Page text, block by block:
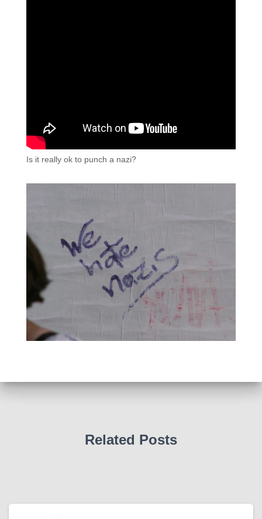
Is it really ok to punch a nazi?
Related Posts